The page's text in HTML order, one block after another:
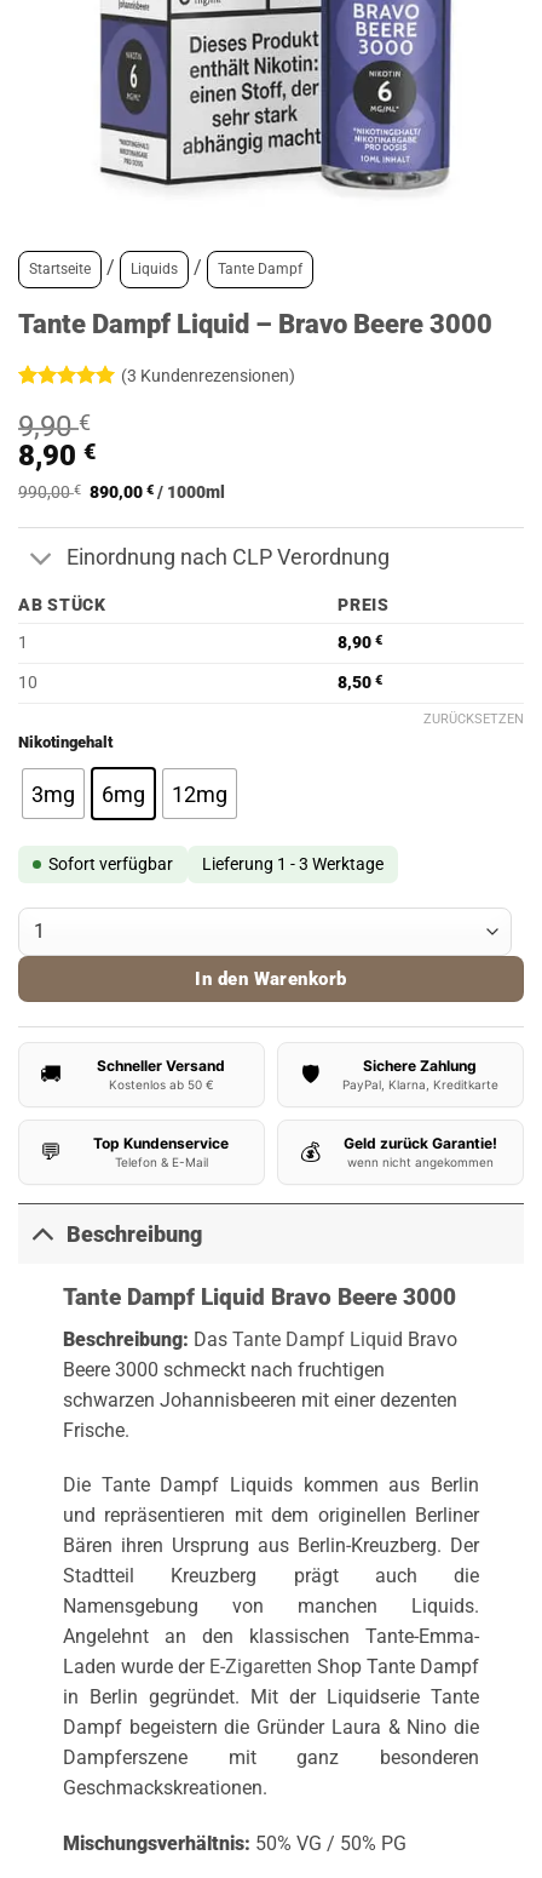
Startseite / Liquids / Tante Dampf
Tante Dampf Liquid – Bravo Beere 3000
mit5von
5, basierend
auf
Kundenbewertungen
(3 Kundenrezensionen)
9,90€
8,90 €
990,00€ 890,00€ / 1000ml
Einordnung nach CLP Verordnung
AB STÜCK
PREIS
1
8,90€
10 8,50€
Nikotingehalt
3mg 6mg 12mg
ZURÜCKSETZEN
Sofort verfügbar Lieferung 1 - 3 Werktage
Tante Dampf Liquid - Bravo Beere 3000 Menge
In den Warenkorb
🚚 Schneller Versand
Kostenlos ab 50 € 🛡️ Sichere Zahlung
PayPal, Klarna, Kreditkarte
💬 Top Kundenservice
Telefon & E-Mail 💰 Geld zurück Garantie!
wenn nicht angekommen
Beschreibung
Tante Dampf Liquid Bravo Beere 3000
Beschreibung: Das Tante Dampf Liquid Bravo
Beere 3000 schmeckt nach fruchtigen
schwarzen Johannisbeeren mit einer dezenten
Frische.
Die Tante Dampf Liquids kommen aus Berlin
und repräsentieren mit dem originellen Berliner
Bären ihren Ursprung aus Berlin-Kreuzberg. Der
Stadtteil Kreuzberg prägt auch die
Namensgebung von manchen Liquids.
Angelehnt an den klassischen Tante-Emma-
Laden wurde der E-Zigaretten Shop Tante Dampf
in Berlin gegründet. Mit der Liquidserie Tante
Dampf begeistern die Gründer Laura & Nino die
Dampferszene mit ganz besonderen
Geschmackskreationen.
Mischungsverhältnis: 50% VG / 50% PG